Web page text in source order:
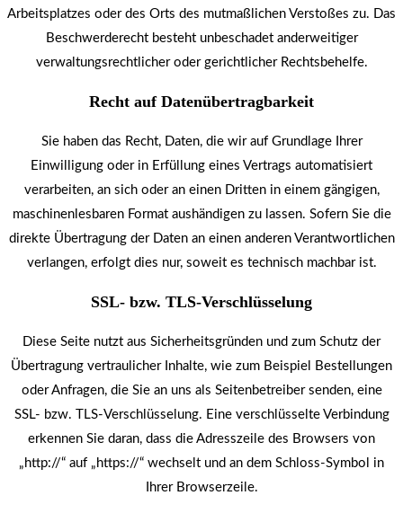
Arbeitsplatzes oder des Orts des mutmaßlichen Verstoßes zu. Das
Beschwerderecht besteht unbeschadet anderweitiger
verwaltungsrechtlicher oder gerichtlicher Rechtsbehelfe.
Recht auf Daten­übertrag­barkeit
Sie haben das Recht, Daten, die wir auf Grundlage Ihrer
Einwilligung oder in Erfüllung eines Vertrags automatisiert
verarbeiten, an sich oder an einen Dritten in einem gängigen,
maschinenlesbaren Format aushändigen zu lassen. Sofern Sie die
direkte Übertragung der Daten an einen anderen Verantwortlichen
verlangen, erfolgt dies nur, soweit es technisch machbar ist.
SSL- bzw. TLS-Verschlüsselung
Diese Seite nutzt aus Sicherheitsgründen und zum Schutz der
Übertragung vertraulicher Inhalte, wie zum Beispiel Bestellungen
oder Anfragen, die Sie an uns als Seitenbetreiber senden, eine
SSL- bzw. TLS-Verschlüsselung. Eine verschlüsselte Verbindung
erkennen Sie daran, dass die Adresszeile des Browsers von
„http://“ auf „https://“ wechselt und an dem Schloss-Symbol in
Ihrer Browserzeile.